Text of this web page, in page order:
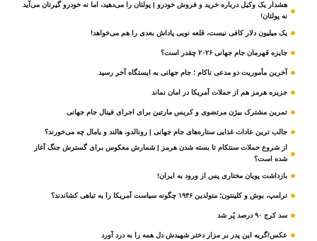
هشدار یک وکیل درباره خرید و فروش خودرو | پولتان را می‌دهید، اما نه خودرو گیرتان می‌آید
نه پولتان!
یک میلیون دلار کافی نیست، قلعه‌ نویی پاداش بعدی را هم می‌خواهد!
جایزه قهرمان جام جهانی ۲۰۲۶ چقدر است؟
آخرین مأموریت دو مدعی ناکام ؛ جام جهانی به ایستگاه آخر رسید
جزیره هرمز هم از حملات آمریکا در امان نماند
تمرین مشترک بیژن مرتضوی و کریس مارتین برای اجرای فینال جام جهانی
جالب ترین عادات غذایی ستاره‌های جام جهانی | رونالدو، هالند و یامال چه می‌خورند؟
از شروع حملات سنتکام تا بسته شدن هرمز | شمارش معکوس برای گسترش جنگ آغاز
شده است؟
بازداشت پویان مختاری پس از ورود به ایران!
ترامپ، بوش و کلینتون؛ متولدین ۱۹۴۶ چگونه سیاست آمریکا را به تباهی کشاندند؟
سد کرج ۹۰ درصد پُر شد
عکس/گریه این پدر بر مزار دختر شهیدش دل همه را به درد آورد